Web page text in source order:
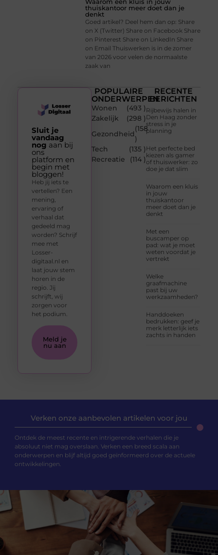
thuiskantoor meer doet dan je
denkt
Goed artikel? Deel hem dan op: Share
on X (Twitter) Share on Facebook Share
on Pinterest Share on LinkedIn Share
on Email Thuiswerken is in de zomer
van 2026 voor velen de normaalste
zaak van
POPULAIRE
ONDERWERPEN
Wonen
(493 )
Zakelijk
(298 )
Gezondheid
(158
)
Tech
(135 )
Recreatie
(114 )
RECENTE
BERICHTEN
Rijbewijs halen in
Den Haag zonder
stress in je
planning
Het perfecte bed
kiezen als gamer
of thuiswerker: zo
doe je dat slim
Waarom een kluis
in jouw
thuiskantoor
meer doet dan je
denkt
Met een
buscamper op
pad: wat je moet
weten voordat je
vertrekt
Welke
graafmachine
past bij uw
werkzaamheden?
Handdoeken
bedrukken: geef je
merk letterlijk iets
zachts in handen
Sluit je
vandaag
nog aan bij
ons
platform en
begin met
bloggen!
Heb jij iets te
vertellen? Een
mening,
ervaring of
verhaal dat
gedeeld mag
worden? Schrijf
mee met
Losser-
digitaal.nl en
laat jouw stem
horen in de
regio. Jij
schrijft, wij
zorgen voor
het podium.
Meld je
nu aan
Verken onze aanbevolen artikelen voor jou
Ontdek de meest recente en intrigerende verhalen die je
absoluut niet mag overslaan. Verken een breed scala aan
onderwerpen en blijf altijd goed geïnformeerd over de actuele
ontwikkelingen.